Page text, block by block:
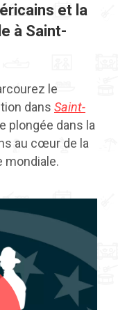
et la
à Saint-
le
dans Saint-
plongée dans la
au cœur de la
mondiale.